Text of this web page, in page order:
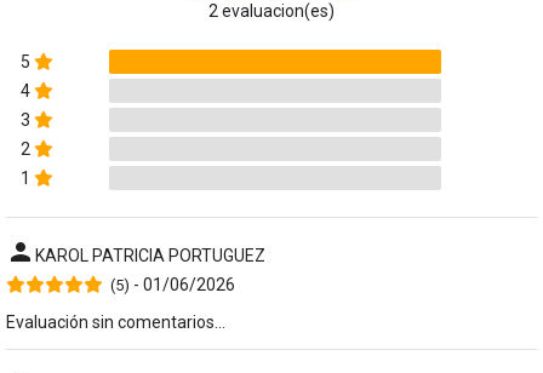
2 evaluacion(es)
5
4
3
2
1
person KAROL PATRICIA PORTUGUEZ
(5) - 01/06/2026
Evaluación sin comentarios...